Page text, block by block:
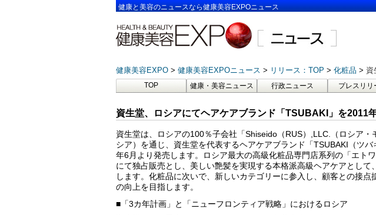
健康と美容のニュースなら健康美容EXPOニュース
健康美容EXPO 健康美容EXPOニュース リリース：TOP 化粧品 資
TOP 健康・美容ニュース 行政ニュース プレスリリ
資生堂、ロシアにてヘアケアブランド「TSUBAKI」を2011
資生堂は、ロシアの100％子会社「Shiseido（RUS）,LLC.（ロシア・
シア）を通じ、資生堂を代表するヘアケアブランド「TSUBAKI（ツ
年6月より発売します。ロシア最大の高級化粧品専門店系列の「エト
にて独占販売とし、美しい艶髪を実現する本格派高級ヘアケアとして
します。化粧品に次いで、新しいカテゴリーに参入し、顧客との接点
の向上を目指します。
■「3カ年計画」と「ニューフロンティア戦略」におけるロシア